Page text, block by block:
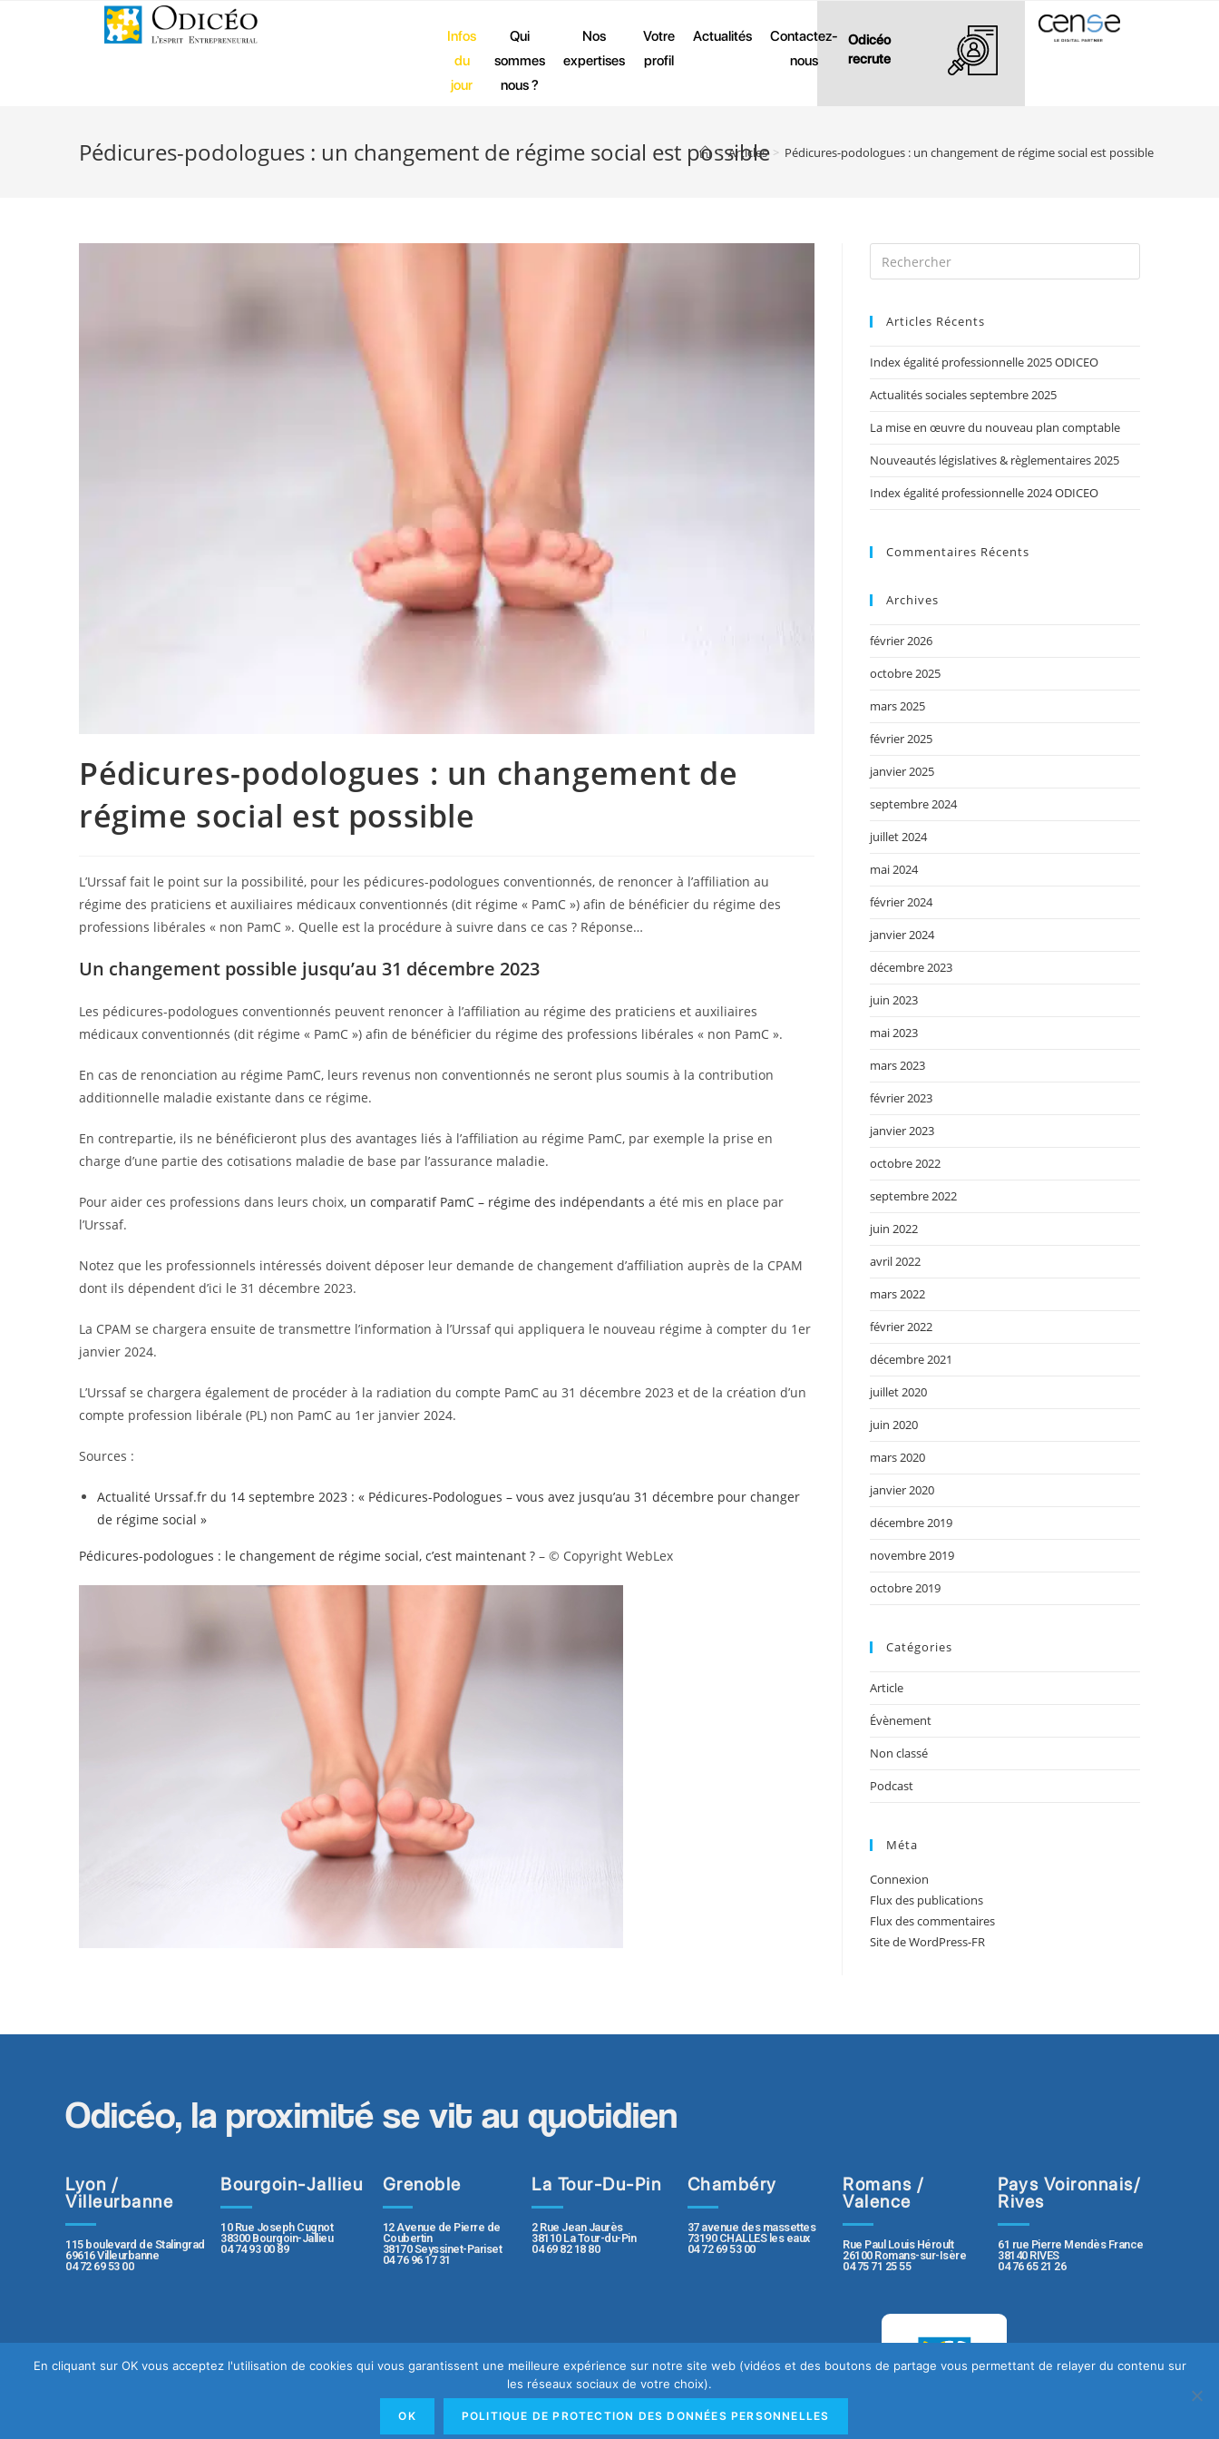
Odicéo
recrute
Infos
du
jour
Qui
sommes
nous ?
Nos
expertises
Votre
profil
Actualités
Contactez-
nous
Pédicures-podologues : un changement de régime social est possible
> Articles > Pédicures-podologues : un changement de régime social est possible
Pédicures-podologues : un changement de
régime social est possible
L’Urssaf fait le point sur la possibilité, pour les pédicures-podologues conventionnés, de renoncer à l’affiliation au
régime des praticiens et auxiliaires médicaux conventionnés (dit régime « PamC ») afin de bénéficier du régime des
professions libérales « non PamC ». Quelle est la procédure à suivre dans ce cas ? Réponse…
Un changement possible jusqu’au 31 décembre 2023
Les pédicures-podologues conventionnés peuvent renoncer à l’affiliation au régime des praticiens et auxiliaires
médicaux conventionnés (dit régime « PamC ») afin de bénéficier du régime des professions libérales « non PamC ».
En cas de renonciation au régime PamC, leurs revenus non conventionnés ne seront plus soumis à la contribution
additionnelle maladie existante dans ce régime.
En contrepartie, ils ne bénéficieront plus des avantages liés à l’affiliation au régime PamC, par exemple la prise en
charge d’une partie des cotisations maladie de base par l’assurance maladie.
Pour aider ces professions dans leurs choix, un comparatif PamC – régime des indépendants a été mis en place par
l’Urssaf.
Notez que les professionnels intéressés doivent déposer leur demande de changement d’affiliation auprès de la CPAM
dont ils dépendent d’ici le 31 décembre 2023.
La CPAM se chargera ensuite de transmettre l’information à l’Urssaf qui appliquera le nouveau régime à compter du 1er
janvier 2024.
L’Urssaf se chargera également de procéder à la radiation du compte PamC au 31 décembre 2023 et de la création d’un
compte profession libérale (PL) non PamC au 1er janvier 2024.
Sources :
Actualité Urssaf.fr du 14 septembre 2023 : « Pédicures-Podologues – vous avez jusqu’au 31 décembre pour changer
de régime social »
Pédicures-podologues : le changement de régime social, c’est maintenant ? – © Copyright WebLex
Articles Récents
Index égalité professionnelle 2025 ODICEO
Actualités sociales septembre 2025
La mise en œuvre du nouveau plan comptable
Nouveautés législatives & règlementaires 2025
Index égalité professionnelle 2024 ODICEO
Commentaires Récents
Archives
février 2026
octobre 2025
mars 2025
février 2025
janvier 2025
septembre 2024
juillet 2024
mai 2024
février 2024
janvier 2024
décembre 2023
juin 2023
mai 2023
mars 2023
février 2023
janvier 2023
octobre 2022
septembre 2022
juin 2022
avril 2022
mars 2022
février 2022
décembre 2021
juillet 2020
juin 2020
mars 2020
janvier 2020
décembre 2019
novembre 2019
octobre 2019
Catégories
Article
Évènement
Non classé
Podcast
Méta
Connexion
Flux des publications
Flux des commentaires
Site de WordPress-FR
Odicéo, la proximité se vit au quotidien
Lyon /
Villeurbanne
115 boulevard de Stalingrad
69616 Villeurbanne
04 72 69 53 00
Bourgoin-Jallieu
10 Rue Joseph Cugnot
38300 Bourgoin-Jallieu
04 74 93 00 89
Grenoble
12 Avenue de Pierre de
Coubertin
38170 Seyssinet-Pariset
04 76 96 17 31
La Tour-Du-Pin
2 Rue Jean Jaurès
38110 La Tour-du-Pin
04 69 82 18 80
Chambéry
37 avenue des massettes
73190 CHALLES les eaux
04 72 69 53 00
Romans /
Valence
Rue Paul Louis Héroult
26100 Romans-sur-Isère
04 75 71 25 55
Pays Voironnais/
Rives
61 rue Pierre Mendès France
38140 RIVES
04 76 65 21 26
Plan du site
Mentions légales
Politique de protection des données personnelles
Rapport de transparence
En cliquant sur OK vous acceptez l'utilisation de cookies qui vous garantissent une meilleure expérience sur notre site web (vidéos et des boutons de partage vous permettant de relayer du contenu sur
les réseaux sociaux de votre choix).
OK POLITIQUE DE PROTECTION DES DONNÉES PERSONNELLES